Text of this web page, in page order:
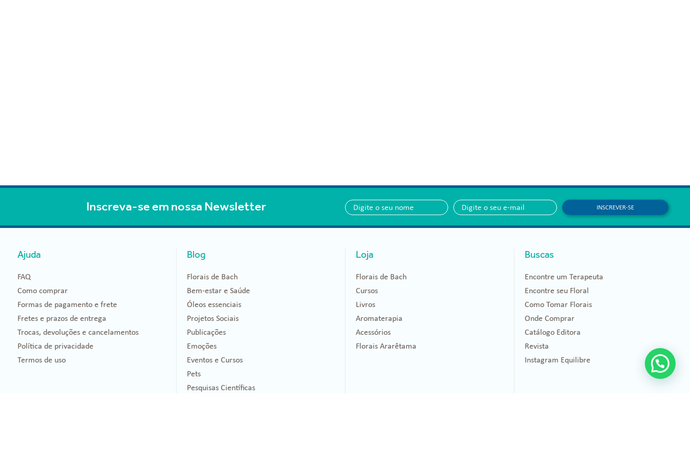
Inscreva-se em nossa Newsletter INSCREVER-SE
Ajuda
FAQ
Como comprar
Formas de pagamento e frete
Fretes e prazos de entrega
Trocas, devoluções e cancelamentos
Política de privacidade
Termos de uso
Blog
Florais de Bach
Bem-estar e Saúde
Óleos essenciais
Projetos Sociais
Publicações
Emoções
Eventos e Cursos
Pets
Pesquisas Científicas
Loja
Florais de Bach
Cursos
Livros
Aromaterapia
Acessórios
Florais Ararêtama
Buscas
Encontre um Terapeuta
Encontre seu Floral
Como Tomar Florais
Onde Comprar
Catálogo Editora
Revista
Instagram Equilibre